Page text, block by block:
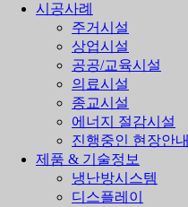
시공사례
주거시설
상업시설
공공/교육시설
의료시설
종교시설
에너지 절감시설
진행중인 현장안내
제품 & 기술정보
냉난방시스템
디스플레이